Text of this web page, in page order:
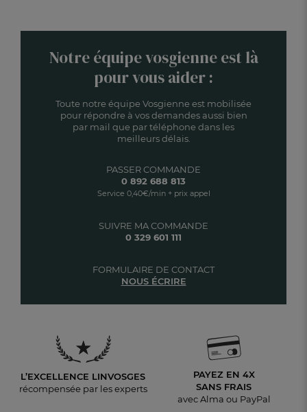
Notre équipe vosgienne est là
pour vous aider :
Toute notre équipe Vosgienne est mobilisée
pour répondre à vos demandes aussi bien
par mail que par téléphone dans les
meilleurs délais.
SUIVRE MA COMMANDE
0 329 601 111
PASSER COMMANDE
0 892 688 813
Service 0,40€/min + prix appel
FORMULAIRE DE CONTACT
NOUS ÉCRIRE
L’EXCELLENCE LINVOSGES
récompensée par les experts
PAYEZ EN 4X
SANS FRAIS
avec Alma ou PayPal